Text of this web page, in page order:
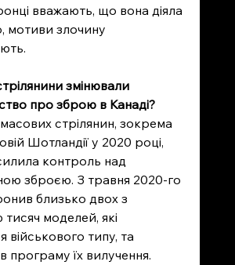
вважають, що вона діяла
мотиви злочину
змінювали
про зброю в Канаді?
масових стрілянин, зокрема
Шотландії у 2020 році,
контроль над
зброєю. З травня 2020-го
близько двох з
моделей, які
військового типу, та
програму їх вилучення.